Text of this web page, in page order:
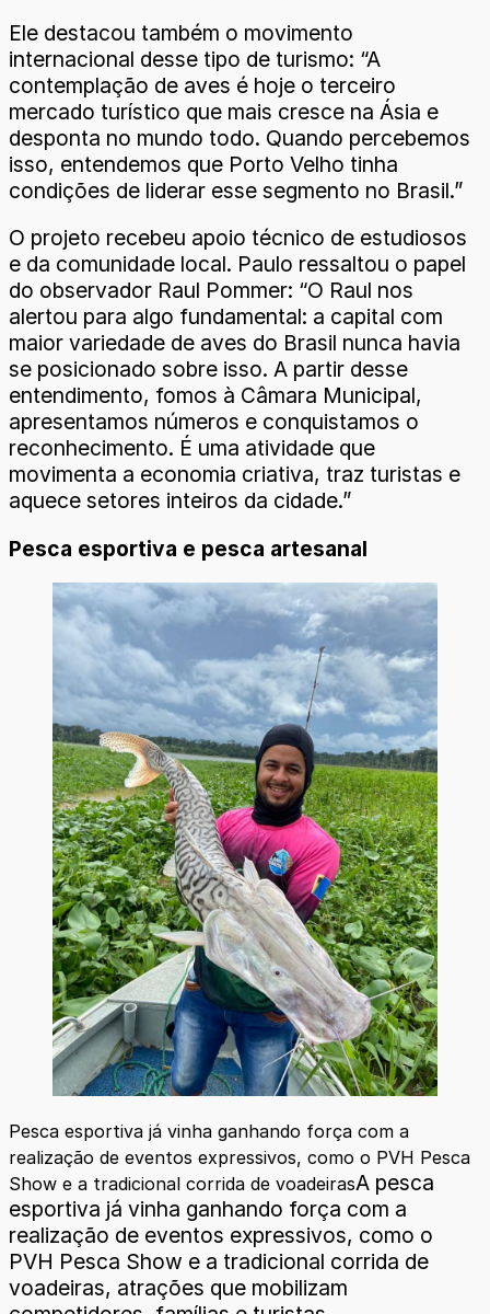
Ele destacou também o movimento
internacional desse tipo de turismo: “A
contemplação de aves é hoje o terceiro
mercado turístico que mais cresce na Ásia e
desponta no mundo todo. Quando percebemos
isso, entendemos que Porto Velho tinha
condições de liderar esse segmento no Brasil.”
O projeto recebeu apoio técnico de estudiosos
e da comunidade local. Paulo ressaltou o papel
do observador Raul Pommer: “O Raul nos
alertou para algo fundamental: a capital com
maior variedade de aves do Brasil nunca havia
se posicionado sobre isso. A partir desse
entendimento, fomos à Câmara Municipal,
apresentamos números e conquistamos o
reconhecimento. É uma atividade que
movimenta a economia criativa, traz turistas e
aquece setores inteiros da cidade.”
Pesca esportiva e pesca artesanal
Pesca esportiva já vinha ganhando força com a
realização de eventos expressivos, como o PVH Pesca
Show e a tradicional corrida de voadeirasA pesca
esportiva já vinha ganhando força com a
realização de eventos expressivos, como o
PVH Pesca Show e a tradicional corrida de
voadeiras, atrações que mobilizam